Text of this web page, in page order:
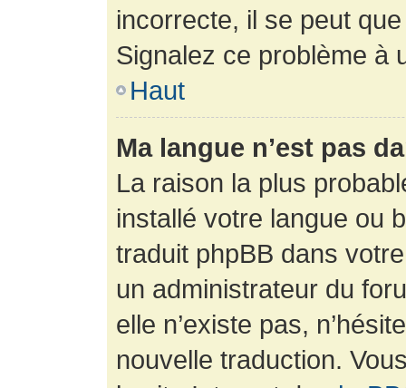
incorrecte, il se peut
Signalez ce problème à
Haut
Ma langue n’est pas
La raison la plus
installé votre langue ou
traduit phpBB dans
un administrateur du
elle n’existe pas,
nouvelle traduction.